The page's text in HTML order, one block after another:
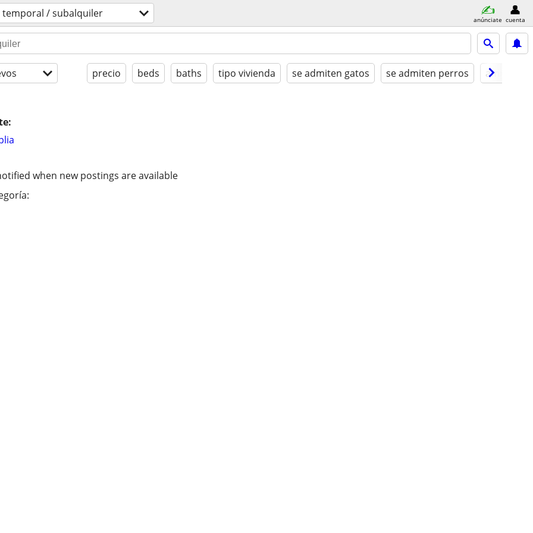
temporal / subalquiler anúnciate cuenta
precio beds baths tipo vivienda se admiten gatos se admiten perros
when new postings are available